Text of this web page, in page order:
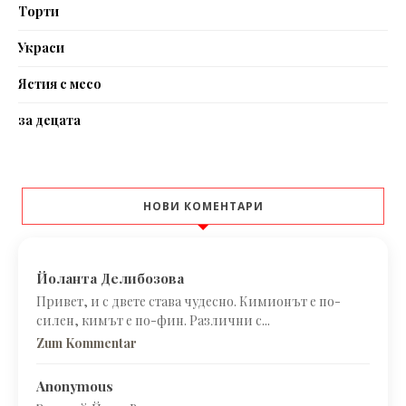
Торти
Украси
Ястия с месо
за децата
НОВИ КОМЕНТАРИ
Йоланта Делибозова
Привет, и с двете става чудесно. Кимионът е по-
силен, кимът е по-фин. Различни с...
Zum Kommentar
Anonymous